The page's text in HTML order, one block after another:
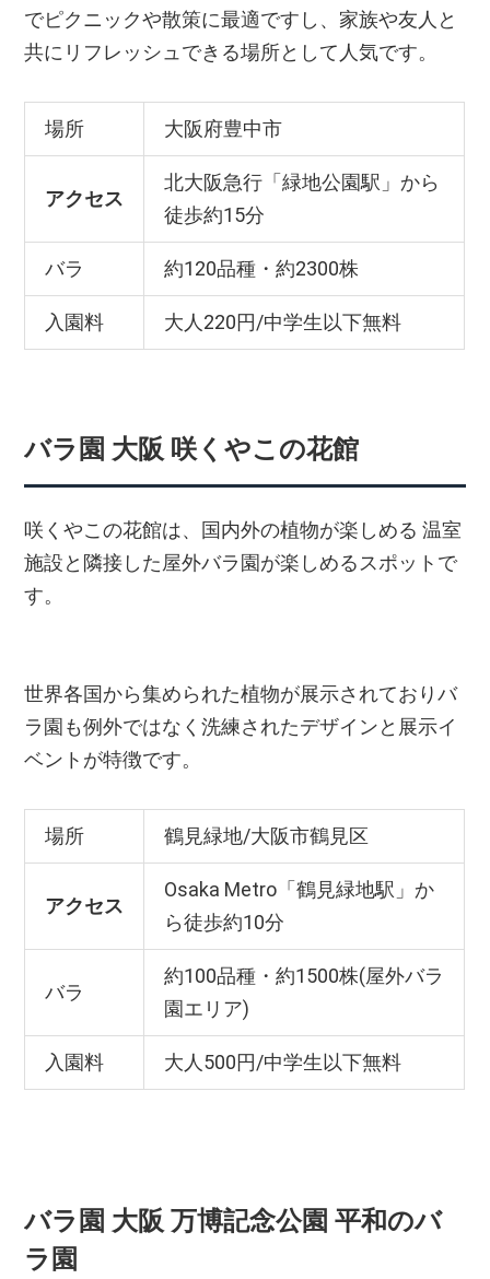
でピクニックや散策に最適ですし、家族や友人と
共にリフレッシュできる場所として人気です。
場所 大阪府豊中市
アクセス
北大阪急行「緑地公園駅」から
徒歩約15分
バラ 約120品種・約2300株
入園料 大人220円/中学生以下無料
バラ園 大阪 咲くやこの花館
咲くやこの花館は、国内外の植物が楽しめる 温室
施設と隣接した屋外バラ園が楽しめるスポットで
す。
世界各国から集められた植物が展示されておりバ
ラ園も例外ではなく洗練されたデザインと展示イ
ベントが特徴です。
場所 鶴見緑地/大阪市鶴見区
アクセス
Osaka Metro「鶴見緑地駅」か
ら徒歩約10分
バラ
約100品種・約1500株(屋外バラ
園エリア)
入園料 大人500円/中学生以下無料
バラ園 大阪 万博記念公園 平和のバ
ラ園